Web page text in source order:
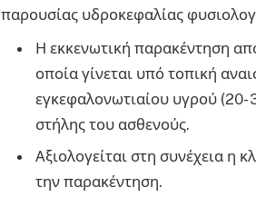
παρουσίας υδροκεφαλίας
Η εκκενωτική παρακέντηση
οποία γίνεται υπό τοπική
εγκεφαλονωτιαίου υγρού (20-
στήλης του ασθενούς.
Αξιολογείται στη συνέχεια η
την παρακέντηση.